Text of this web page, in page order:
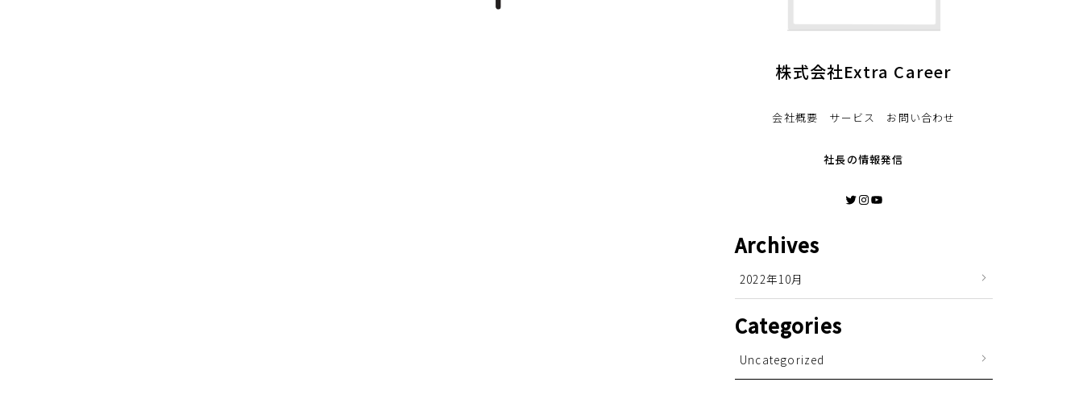
株式会社Extra Career
会社概要 サービス お問い合わせ
社長の情報発信
Twitter InstagramYouTube
Archives
2022年10月
Categories
Uncategorized